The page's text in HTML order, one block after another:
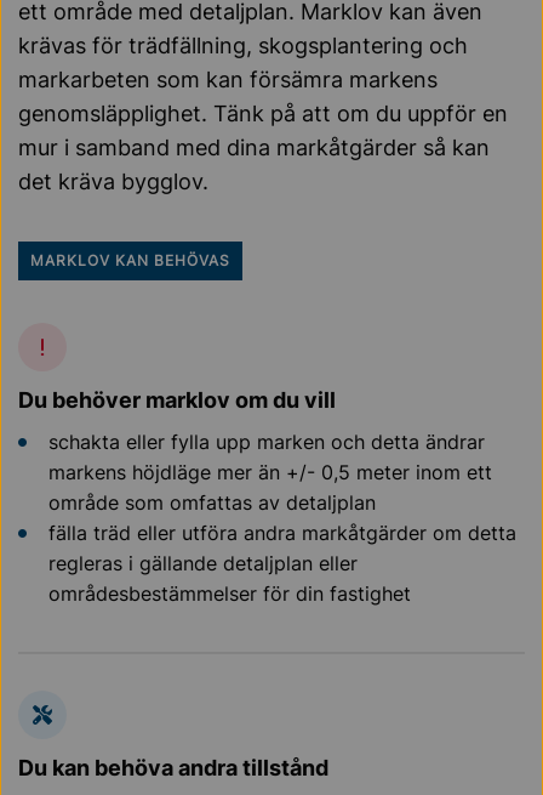
ett område med detaljplan. Marklov kan även
krävas för trädfällning, skogsplantering och
markarbeten som kan försämra markens
genomsläpplighet. Tänk på att om du uppför en
mur i samband med dina markåtgärder så kan
det kräva bygglov.
MARKLOV KAN BEHÖVAS
Du behöver marklov om du vill
schakta eller fylla upp marken och detta ändrar
markens höjdläge mer än +/- 0,5 meter inom ett
område som omfattas av detaljplan
fälla träd eller utföra andra markåtgärder om detta
regleras i gällande detaljplan eller
områdesbestämmelser för din fastighet
Du kan behöva andra tillstånd